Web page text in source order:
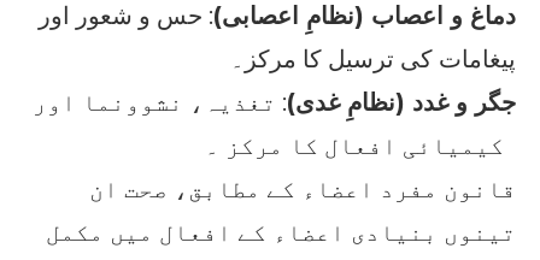
دماغ و اعصاب (نظامِ اعصابی): حس و شعور اور
پیغامات کی ترسیل کا مرکز۔
جگر و غدد (نظامِ غدی): تغذیہ، نشوونما اور
قانون مفرد اعضاء کے مطابق، صحت ان
تینوں بنیادی اعضاء کے افعال میں مکمل